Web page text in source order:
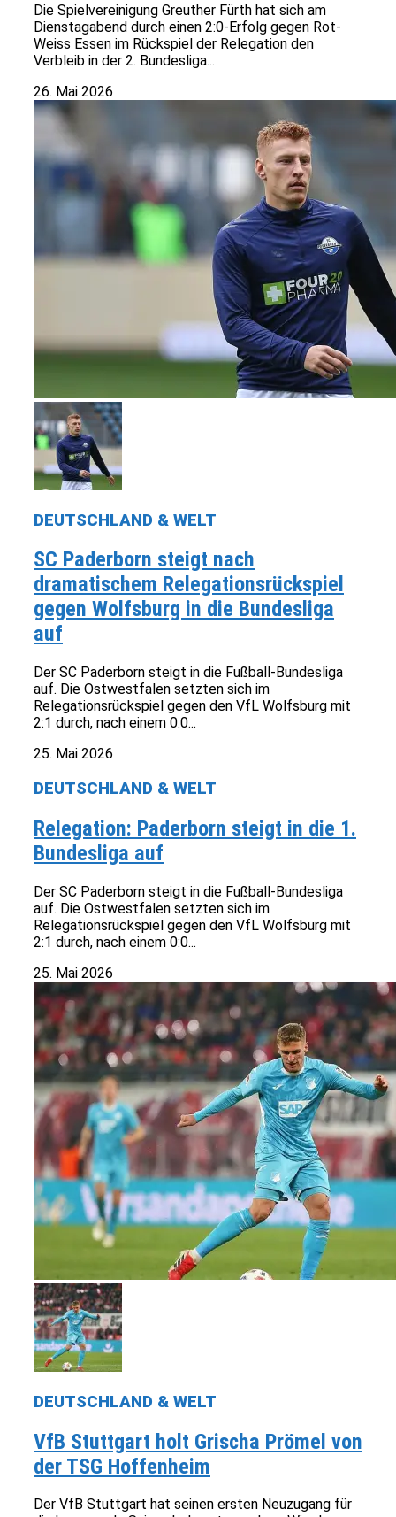
Die Spielvereinigung Greuther Fürth hat sich am
Dienstagabend durch einen 2:0-Erfolg gegen Rot-
Weiss Essen im Rückspiel der Relegation den
Verbleib in der 2. Bundesliga...
26. Mai 2026
DEUTSCHLAND & WELT
SC Paderborn steigt nach
dramatischem Relegationsrückspiel
gegen Wolfsburg in die Bundesliga
auf
Der SC Paderborn steigt in die Fußball-Bundesliga
auf. Die Ostwestfalen setzten sich im
Relegationsrückspiel gegen den VfL Wolfsburg mit
2:1 durch, nach einem 0:0...
25. Mai 2026
DEUTSCHLAND & WELT
Relegation: Paderborn steigt in die 1.
Bundesliga auf
Der SC Paderborn steigt in die Fußball-Bundesliga
auf. Die Ostwestfalen setzten sich im
Relegationsrückspiel gegen den VfL Wolfsburg mit
2:1 durch, nach einem 0:0...
25. Mai 2026
DEUTSCHLAND & WELT
VfB Stuttgart holt Grischa Prömel von
der TSG Hoffenheim
Der VfB Stuttgart hat seinen ersten Neuzugang für